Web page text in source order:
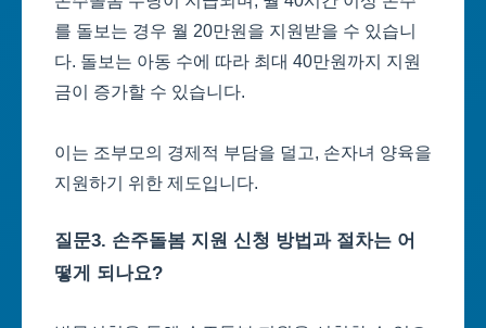
를 돌보는 경우 월 20만원을 지원받을 수 있습니
다. 돌보는 아동 수에 따라 최대 40만원까지 지원
금이 증가할 수 있습니다.
이는 조부모의 경제적 부담을 덜고, 손자녀 양육을
지원하기 위한 제도입니다.
질문3. 손주돌봄 지원 신청 방법과 절차는 어
떻게 되나요?